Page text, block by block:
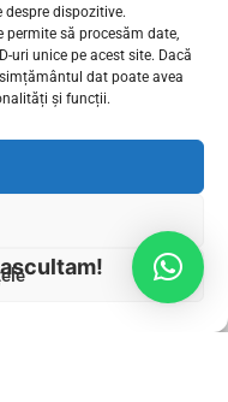
dispozitive.
să procesăm date,
uri unice pe acest site. Dacă
dat poate avea
și funcții.
NEXT
–
131